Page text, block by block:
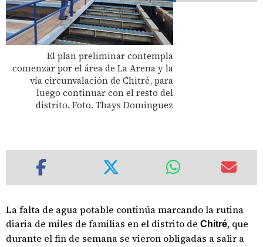
El plan preliminar contempla
comenzar por el área de La Arena y la
vía circunvalación de Chitré, para
luego continuar con el resto del
distrito. Foto. Thays Domínguez
La falta de agua potable continúa marcando la rutina
diaria de miles de familias en el distrito de Chitré, que
durante el fin de semana se vieron obligadas a salir a